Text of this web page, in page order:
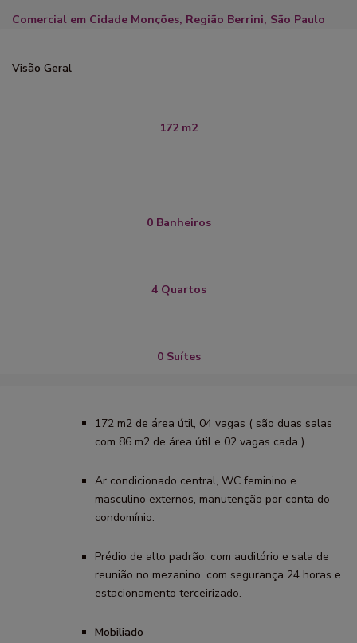
Comercial em Cidade Monções, Região Berrini, São Paulo
Visão Geral
172 m2
0 Banheiros
4 Quartos
0 Suítes
172 m2 de área útil, 04 vagas ( são duas salas
com 86 m2 de área útil e 02 vagas cada ).
Ar condicionado central, WC feminino e
masculino externos, manutenção por conta do
condomínio.
Prédio de alto padrão, com auditório e sala de
reunião no mezanino, com segurança 24 horas e
estacionamento terceirizado.
Mobiliado